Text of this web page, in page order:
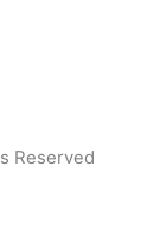
Reserved